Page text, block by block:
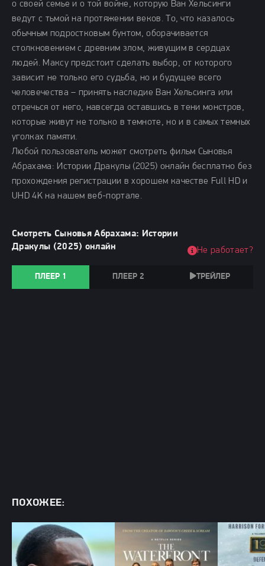
о своей семье и о той войне, которую Ван Хельсинги
ведут с тьмой на протяжении веков. То, что казалось
обычным подростковым бунтом, оборачивается
столкновением с древним злом, живущим в сердцах
людей. Максу предстоит сделать выбор, от которого
зависит не только его судьба, но и будущее всего
человечества – принять наследие Ван Хельсинга или
отречься от него, навсегда оставшись в тени монстров,
которые живут не только в темноте, но и в самых темных
уголках памяти.
Любой пользователь может смотреть фильм Сыновья
Абрахама: Истории Дракулы (2025) онлайн бесплатно без
прохождения регистрации в хорошем качестве Full HD и
UHD 4K на нашем веб-портале.
Смотреть Сыновья Абрахама: Истории
Дракулы (2025) онлайн
ПЛЕЕР 1 ПЛЕЕР 2 ТРЕЙЛЕР
Не работает?
ПОХОЖЕЕ: